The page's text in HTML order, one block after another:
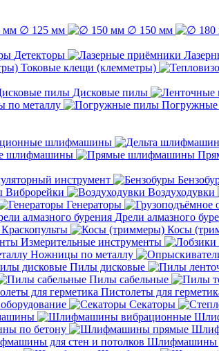
∅ 125 мм ∅ 150 мм
Детекторы
Токовые клещи (клемметры)
Дисковые пилы
по металлу
шлифмашины
шлифмашины
инструмент
Виброрейки Воздуходувки
Генераторы
Дрели алмазного
Краскопульты Косы
Измерительные инструменты
Ножницы по металлу
Пилы дисковые
Пилы сабельные
Пистолеты для
Секаторы
по бетону
Шлифмашины